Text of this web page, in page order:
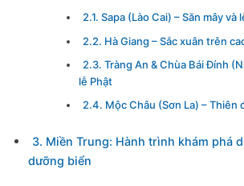
2.1. Sapa (Lào Cai) – Săn mây và
2.2. Hà Giang – Sắc xuân trên
2.3. Tràng An & Chùa Bái Đính
lễ Phật
2.4. Mộc Châu (Sơn La) – Thiên
3. Miền Trung: Hành trình khám phá
dưỡng biển